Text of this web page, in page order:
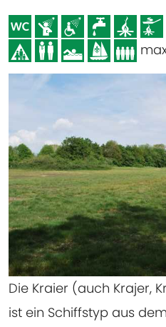
Die Kraier (auch Krajer,
ist ein Schiffstyp aus